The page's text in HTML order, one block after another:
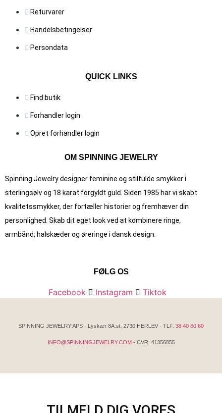
Returvarer
Handelsbetingelser
Persondata
QUICK LINKS
Find butik
Forhandler login
Opret forhandler login
OM SPINNING JEWELRY
Spinning Jewelry designer feminine og stilfulde smykker i
sterlingsølv og 18 karat forgyldt guld. Siden 1985 har vi skabt
kvalitets­smykker, der fortæller historier og fremhæver din
personlighed. Skab dit eget look ved at kombinere ringe,
armbånd, halskæder og øreringe i dansk design.
FØLG OS
Facebook Instagram Tiktok
SPINNING JEWELRY APS - Lyskær 8A.st, 2730 HERLEV - TLF. 38 40 60 60
INFO@SPINNINGJEWELRY.COM - CVR: 41356855